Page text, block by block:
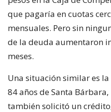
que pagaría en cuotas
mensuales. Pero sin
de la deuda aumentaron
meses.
Una situación similar es
84 años de Santa
también solicitó un